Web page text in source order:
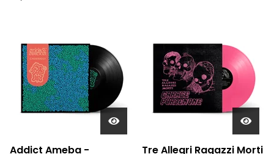
Addict Ameba - Tre Allegri Ragazzi Morti